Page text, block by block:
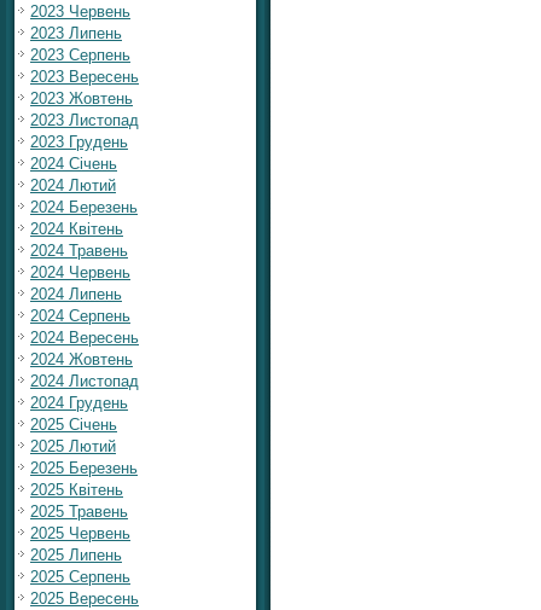
2023 Червень
2023 Липень
2023 Серпень
2023 Вересень
2023 Жовтень
2023 Листопад
2023 Грудень
2024 Січень
2024 Лютий
2024 Березень
2024 Квітень
2024 Травень
2024 Червень
2024 Липень
2024 Серпень
2024 Вересень
2024 Жовтень
2024 Листопад
2024 Грудень
2025 Січень
2025 Лютий
2025 Березень
2025 Квітень
2025 Травень
2025 Червень
2025 Липень
2025 Серпень
2025 Вересень